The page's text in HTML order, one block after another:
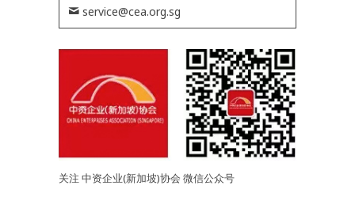
service@cea.org.sg
关注 中资企业(新加坡)协会 微信公众号